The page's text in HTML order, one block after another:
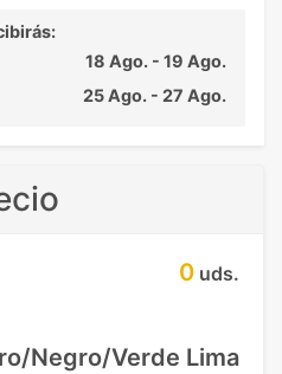
18 Ago. - 19 Ago.
25 Ago. - 27 Ago.
0 uds.
Negro/Verde Lima